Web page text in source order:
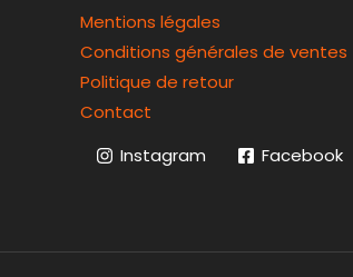
Mentions légales
Conditions générales de ventes
Politique de retour
Contact
Instagram
Facebook